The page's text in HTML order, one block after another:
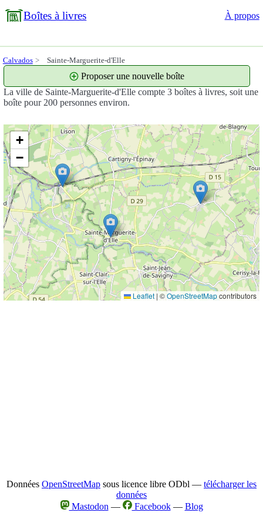
Boîtes à livres À propos
Calvados Sainte-Marguerite-d'Elle
La ville de Sainte-Marguerite-d'Elle compte 3 boîtes à livres, soit une
boîte pour 200 personnes environ.
Proposer une nouvelle boîte
+
−
Leaflet | ©OpenStreetMapcontributors
Données OpenStreetMap sous licence libre ODbl — télécharger les
données
Mastodon — Facebook— Blog